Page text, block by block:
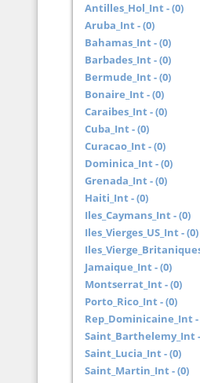
Antilles_Hol_Int - (0)
Aruba_Int - (0)
Bahamas_Int - (0)
Barbades_Int - (0)
Bermude_Int - (0)
Bonaire_Int - (0)
Caraibes_Int - (0)
Cuba_Int - (0)
Curacao_Int - (0)
Dominica_Int - (0)
Grenada_Int - (0)
Haiti_Int - (0)
Iles_Caymans_Int - (0)
Iles_Vierges_US_Int - (0)
Jamaique_Int - (0)
Montserrat_Int - (0)
Porto_Rico_Int - (0)
Rep_Dominicaine_Int -
Saint_Barthelemy_Int
Saint_Lucia_Int - (0)
Saint_Martin_Int - (0)